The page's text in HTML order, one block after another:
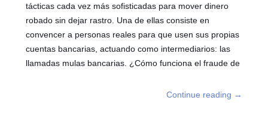
tácticas cada vez más sofisticadas para mover dinero
robado sin dejar rastro. Una de ellas consiste en
convencer a personas reales para que usen sus propias
cuentas bancarias, actuando como intermediarios: las
llamadas mulas bancarias. ¿Cómo funciona el fraude de
Continue reading →